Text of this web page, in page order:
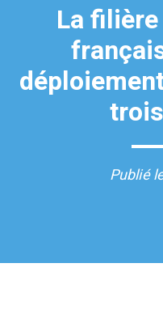
La
Publié